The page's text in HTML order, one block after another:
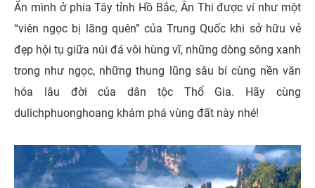
Ẩn mình ở phía Tây tỉnh Hồ Bắc, Ân Thi được ví như một
“viên ngọc bị lãng quên” của Trung Quốc khi sở hữu vẻ
đẹp hội tụ giữa núi đá vôi hùng vĩ, những dòng sông xanh
trong như ngọc, những thung lũng sâu bí cùng nền văn
hóa lâu đời của dân tộc Thổ Gia. Hãy cùng
dulichphuonghoang khám phá vùng đất này nhé!